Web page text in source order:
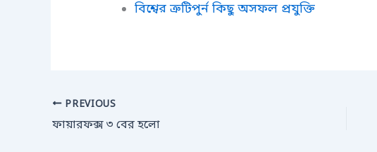
বিশ্বের ত্রুটিপুর্ন কিছু অসফল প্রযুক্তি
PREVIOUS
ফায়ারফক্স ৩ বের হলো